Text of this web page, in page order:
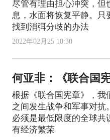
尽管有理由担心冲突，但
息，水面将恢复平静。只
找到消弭分歧的办法
2022年02月25 10:30
何亚非：《联合国
根据《联合国宪章》，我
之间发生战争和军事对抗
必须是最低限度的全球共
有经济繁荣